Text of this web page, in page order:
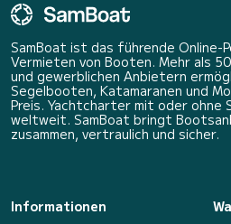
SamBoat ist das führende Online-
Vermieten von Booten. Mehr als
und gewerblichen Anbietern
Segelbooten, Katamaranen und
Preis. Yachtcharter mit oder ohne
weltweit. SamBoat bringt
zusammen, vertraulich und sicher.
Informationen